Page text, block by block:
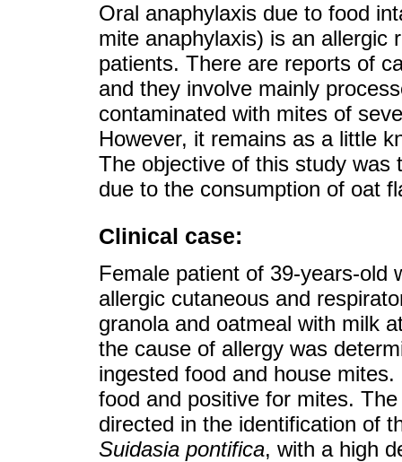
Oral anaphylaxis due to food
mite anaphylaxis) is an allergic
patients. There are reports of
and they involve mainly
contaminated with mites of
However, it remains as a little
The objective of this study was
due to the consumption of oat
Clinical case:
Female patient of 39-years-old
allergic cutaneous and
granola and oatmeal with milk
the cause of allergy was
ingested food and house
food and positive for mites.
directed in the identification of
Suidasia pontifica, with a high